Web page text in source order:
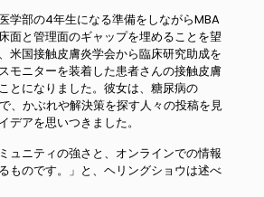
学部の4年生になる準備をしながらMBA
面と管理面のギャップを埋めることを望
米国接触皮膚炎学会から臨床研究助成を
モニターを装着した患者さんの接触皮膚
とになりました。彼女は、糖尿病の
、かぶれや解決策を探す人々の投稿を見
デアを思いつきました。
ュニティの強さと、オンラインでの情報
ものです。」と、ヘリングショウは述べ